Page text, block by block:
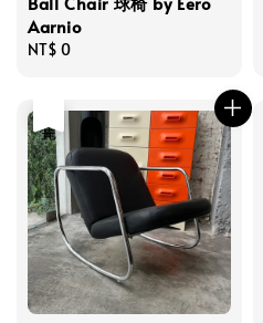
Aarnio
Regular
NT$ 0